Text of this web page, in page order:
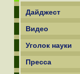
Дайджест
Видео
Уголок науки
Пресса